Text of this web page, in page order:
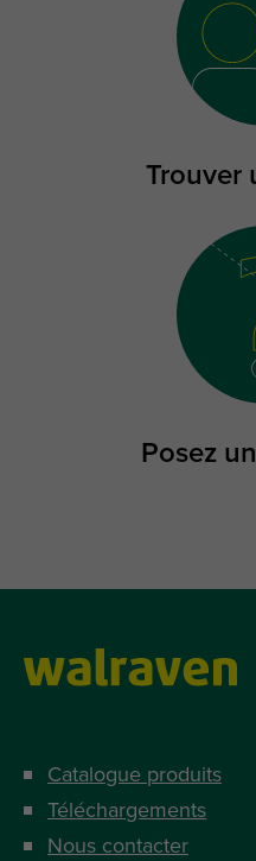
Trouver
Posez
Catalogue produits
Téléchargements
Nous contacter